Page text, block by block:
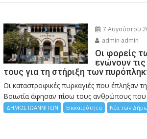
7 Αυγούστου
admin admin
Οι φορείς
ενώνουν
τους για τη στήριξη των
Οι καταστροφικές πυρκαγιές που έπληξαν
Bοιωτία άφησαν πίσω τους ανθρώπους που
ΔΗΜΟΣ ΙΩΑΝΝΙΤΩΝ Επικαιρότητα Νέα των